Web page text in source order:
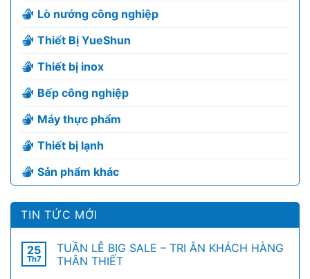
Lò nướng công nghiệp
Thiết Bị YueShun
Thiết bị inox
Bếp công nghiệp
Máy thực phẩm
Thiết bị lạnh
Sản phẩm khác
TIN TỨC MỚI
25
Th7
TUẦN LỄ BIG SALE – TRI ÂN KHÁCH HÀNG
THÂN THIẾT